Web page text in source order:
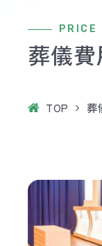
PRICE
葬儀
TOP 葬